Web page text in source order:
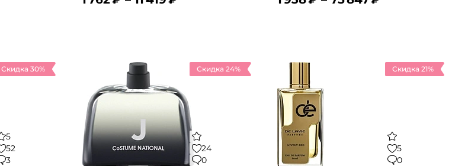
Скидка 30%
5
52
3
Скидка 24%
24
0
Скидка 21%
5
0